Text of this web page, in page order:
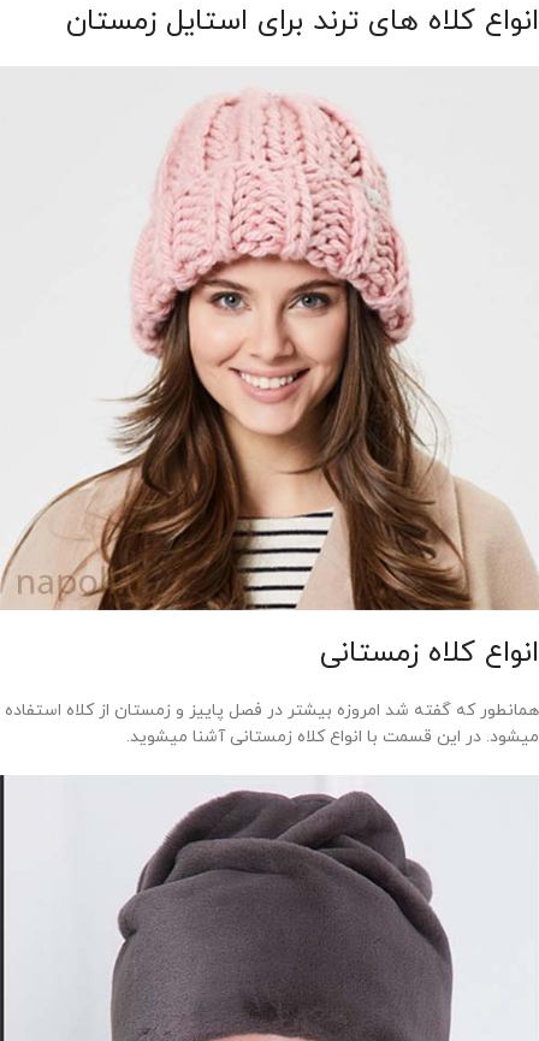
انواع کلاه های ترند برای استایل زمستان
انواع کلاه زمستانی
همانطور که گفته شد امروزه بیشتر در فصل پاییز و زمستان از کلاه استفاده
میشود. در این قسمت با انواع کلاه زمستانی آشنا میشوید.